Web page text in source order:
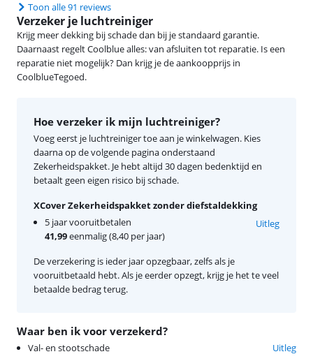
Toon alle 91 reviews
Verzeker je luchtreiniger
Krijg meer dekking bij schade dan bij je standaard garantie.
Daarnaast regelt Coolblue alles: van afsluiten tot reparatie. Is een
reparatie niet mogelijk? Dan krijg je de aankoopprijs in
CoolblueTegoed.
Waar ben ik voor verzekerd?
Val- en stootschade Uitleg
Hoe verzeker ik mijn luchtreiniger?
Voeg eerst je luchtreiniger toe aan je winkelwagen. Kies
daarna op de volgende pagina onderstaand
Zekerheidspakket. Je hebt altijd 30 dagen bedenktijd en
betaalt geen eigen risico bij schade.
XCover Zekerheidspakket zonder diefstaldekking
5 jaar vooruitbetalen
41,99eenmalig (8,40 per jaar)
Uitleg
De verzekering is ieder jaar opzegbaar, zelfs als je
vooruitbetaald hebt. Als je eerder opzegt, krijg je het te veel
betaalde bedrag terug.